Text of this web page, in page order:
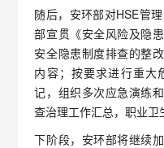
随后，安环部对HSE管
部宣贯《安全风险及隐
安全隐患制度排查的整
内容；按要求进行重大
记，组织多次应急演练
查治理工作汇总，职业卫
下阶段，安环部将继续